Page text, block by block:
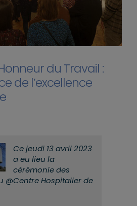
du Travail :
de l’excellence
Ce jeudi 13 avril 2023
a eu lieu la
cérémonie des
@Centre Hospitalier de